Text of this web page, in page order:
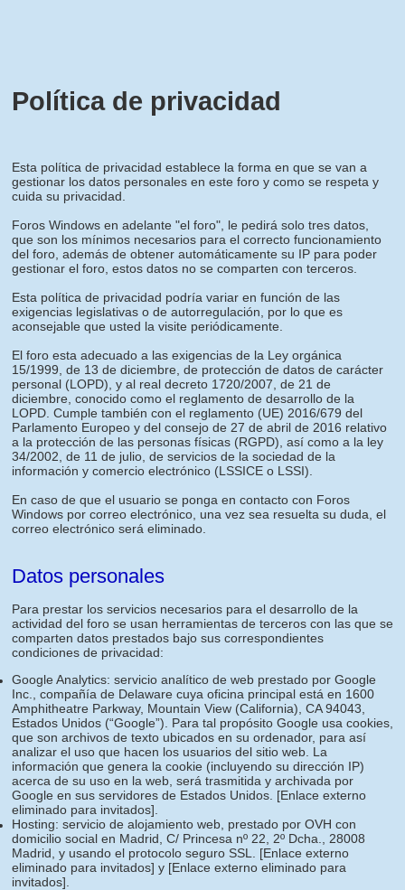
Política de privacidad
Esta política de privacidad establece la forma en que se van a
gestionar los datos personales en este foro y como se respeta y
cuida su privacidad.
Foros Windows en adelante "el foro", le pedirá solo tres datos,
que son los mínimos necesarios para el correcto funcionamiento
del foro, además de obtener automáticamente su IP para poder
gestionar el foro, estos datos no se comparten con terceros.
Esta política de privacidad podría variar en función de las
exigencias legislativas o de autorregulación, por lo que es
aconsejable que usted la visite periódicamente.
El foro esta adecuado a las exigencias de la Ley orgánica
15/1999, de 13 de diciembre, de protección de datos de carácter
personal (LOPD), y al real decreto 1720/2007, de 21 de
diciembre, conocido como el reglamento de desarrollo de la
LOPD. Cumple también con el reglamento (UE) 2016/679 del
Parlamento Europeo y del consejo de 27 de abril de 2016 relativo
a la protección de las personas físicas (RGPD), así como a la ley
34/2002, de 11 de julio, de servicios de la sociedad de la
información y comercio electrónico (LSSICE o LSSI).
En caso de que el usuario se ponga en contacto con Foros
Windows por correo electrónico, una vez sea resuelta su duda, el
correo electrónico será eliminado.
Datos personales
Para prestar los servicios necesarios para el desarrollo de la
actividad del foro se usan herramientas de terceros con las que se
comparten datos prestados bajo sus correspondientes
condiciones de privacidad:
Google Analytics: servicio analítico de web prestado por Google
Inc., compañía de Delaware cuya oficina principal está en 1600
Amphitheatre Parkway, Mountain View (California), CA 94043,
Estados Unidos (“Google”). Para tal propósito Google usa cookies,
que son archivos de texto ubicados en su ordenador, para así
analizar el uso que hacen los usuarios del sitio web. La
información que genera la cookie (incluyendo su dirección IP)
acerca de su uso en la web, será trasmitida y archivada por
Google en sus servidores de Estados Unidos. [Enlace externo
eliminado para invitados]
Hosting: servicio de alojamiento web, prestado por OVH con
domicilio social en Madrid, C/ Princesa nº 22, 2º Dcha., 28008
Madrid, y usando el protocolo seguro SSL. [Enlace externo
eliminado para invitados] y [Enlace externo eliminado para
invitados]